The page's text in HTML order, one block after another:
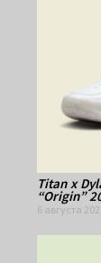
Titan x
“Origin”
6 августа